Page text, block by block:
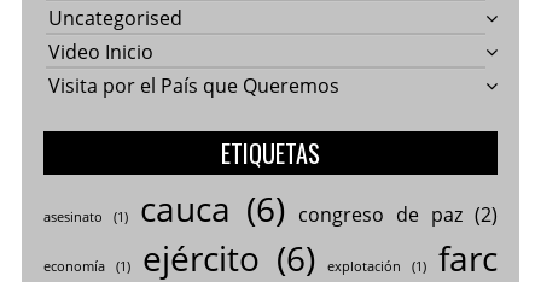
Uncategorised
Video Inicio
Visita por el País que Queremos
ETIQUETAS
asesinato (1) cauca (6) congreso de paz(2)
economía(1) ejército (6) explotación (1)
farc